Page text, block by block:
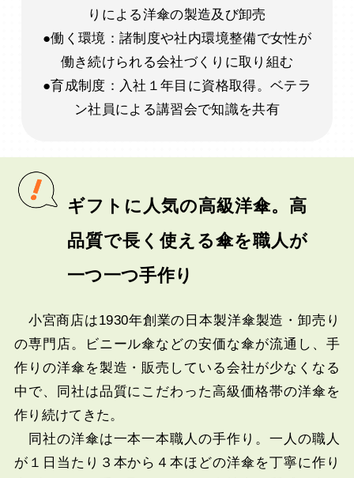
りによる洋傘の製造及び卸売
●働く環境：諸制度や社内環境整備で女性が
働き続けられる会社づくりに取り組む
●育成制度：入社１年目に資格取得。ベテラ
ン社員による講習会で知識を共有
ギフトに人気の高級洋傘。高
品質で長く使える傘を職人が
一つ一つ手作り
小宮商店は1930年創業の日本製洋傘製造・卸売り
の専門店。ビニール傘などの安価な傘が流通し、手
作りの洋傘を製造・販売している会社が少なくなる
中で、同社は品質にこだわった高級価格帯の洋傘を
作り続けてきた。
同社の洋傘は一本一本職人の手作り。一人の職人
が１日当たり３本から４本ほどの洋傘を丁寧に作り